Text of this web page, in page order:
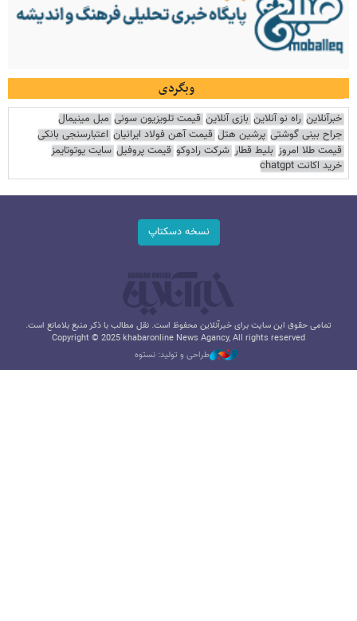
وبگردی
خبرآنلاین راه نو آنلاین بازی آنلاین قیمت تلویزیون سونی مبل مینیمال
جراح بینی گوشتی پرشین هتل قیمت آهن فولاد ایرانیان اعتبارسنجی بانکی
قیمت طلا امروز بلیط قطار شرکت رادوکو قیمت پروفیل سایت یوتوتایمز
خرید اکانت chatgpt
نسخه دسکتاپ
تمامی حقوق این سایت برای خبرآنلاین محفوظ است. نقل مطالب با ذکر منبع بلامانع است.
Copyright © 2025 khabaronline News Agancy, All rights reserved
طراحی و تولید: نستوه